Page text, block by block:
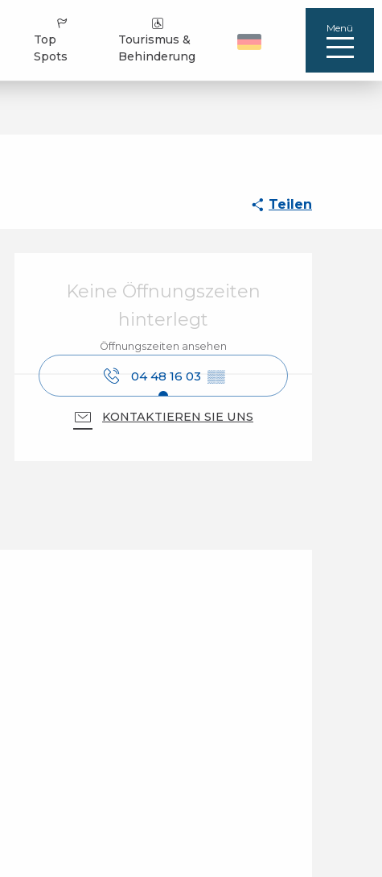
Top
Spots
Tourismus &
Behinderung
Menü
Teilen
Öffnungszeiten &
Keine Öffnungszeiten
hinterlegt
Öffnungszeiten ansehen
04 48 16 03 ▒▒
KONTAKTIEREN SIE UNS